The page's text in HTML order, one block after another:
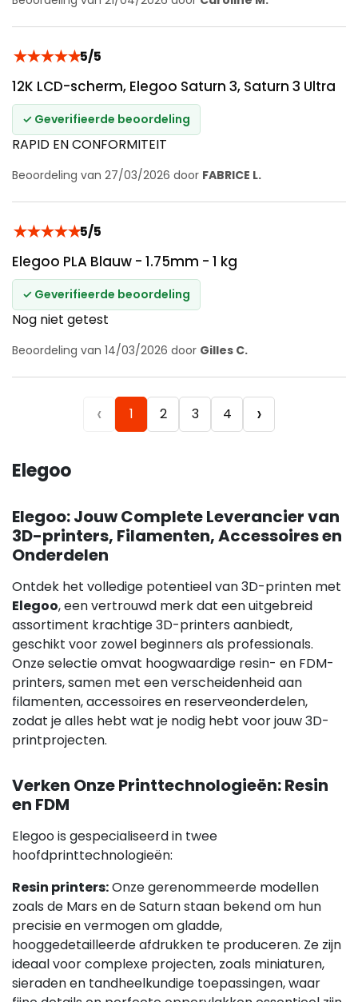
★★★★★5/5
12K LCD-scherm, Elegoo Saturn 3, Saturn 3 Ultra
✓ Geverifieerde beoordeling
RAPID EN CONFORMITEIT
Beoordeling van 27/03/2026 door FABRICE L.
★★★★★5/5
Elegoo PLA Blauw - 1.75mm - 1 kg
✓ Geverifieerde beoordeling
Nog niet getest
Beoordeling van 14/03/2026 door Gilles C.
‹ 1 2 3 4 ›
Elegoo
Elegoo: Jouw Complete Leverancier van
3D-printers, Filamenten, Accessoires en
Onderdelen
Ontdek het volledige potentieel van 3D-printen met
Elegoo, een vertrouwd merk dat een uitgebreid
assortiment krachtige 3D-printers aanbiedt,
geschikt voor zowel beginners als professionals.
Onze selectie omvat hoogwaardige resin- en FDM-
printers, samen met een verscheidenheid aan
filamenten, accessoires en reserveonderdelen,
zodat je alles hebt wat je nodig hebt voor jouw 3D-
printprojecten.
Verken Onze Printtechnologieën: Resin
en FDM
Elegoo is gespecialiseerd in twee
hoofdprinttechnologieën:
Resin printers:Onze gerenommeerde modellen
zoals de Mars en de Saturn staan bekend om hun
precisie en vermogen om gladde,
hooggedetailleerde afdrukken te produceren. Ze zijn
ideaal voor complexe projecten, zoals miniaturen,
sieraden en tandheelkundige toepassingen, waar